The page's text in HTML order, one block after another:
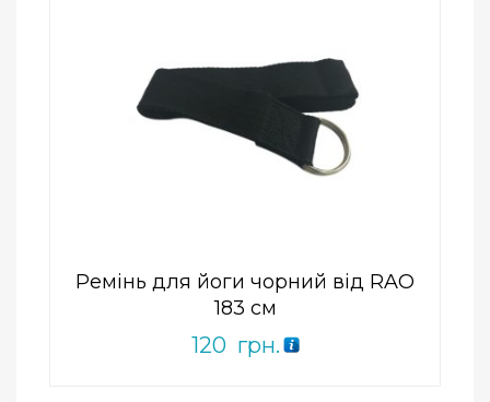
Ремінь для йоги чорний від RAO
183 см
120 грн.
ПРИДБАТИ
Add to Wishlist